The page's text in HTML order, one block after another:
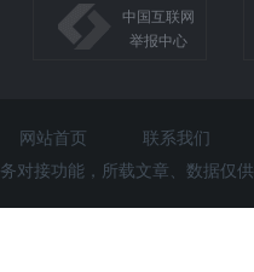
中国互联网
举报中心
网站首页
联系我们
对接功能，所载文章、数据